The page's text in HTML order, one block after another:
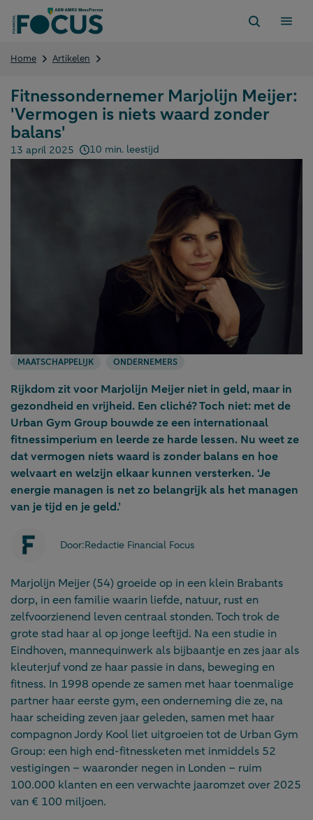
naar
Home Artikelen
'Vermogen
is
zonder
Fitnessondernemer Marjolijn Meijer:
'Vermogen is niets waard zonder
balans'
Gepubliceerd op:
13 april 2025 10 min. leestijd
MAATSCHAPPELIJK ONDERNEMERS
Rijkdom zit voor Marjolijn Meijer niet in geld, maar in
gezondheid en vrijheid. Een cliché? Toch niet: met de
Urban Gym Group bouwde ze een internationaal
fitnessimperium en leerde ze harde lessen. Nu weet ze
dat vermogen niets waard is zonder balans en hoe
welvaart en welzijn elkaar kunnen versterken. ‘Je
energie managen is net zo belangrijk als het managen
van je tijd en je geld.’
Door:Redactie Financial Focus
Marjolijn Meijer (54) groeide op in een klein Brabants
dorp, in een familie waarin liefde, natuur, rust en
zelfvoorzienend leven centraal stonden. Toch trok de
grote stad haar al op jonge leeftijd. Na een studie in
Eindhoven, mannequinwerk als bijbaantje en zes jaar als
kleuterjuf vond ze haar passie in dans, beweging en
fitness. In 1998 opende ze samen met haar toenmalige
partner haar eerste gym, een onderneming die ze, na
haar scheiding zeven jaar geleden, samen met haar
compagnon Jordy Kool liet uitgroeien tot de Urban Gym
Group: een high end-fitnessketen met inmiddels 52
vestigingen – waaronder negen in Londen – ruim
100.000 klanten en een verwachte jaaromzet over 2025
van € 100 miljoen.